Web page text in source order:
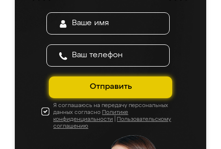
Отправить
Я соглашаюсь на передачу персональных
данных согласно Политике
конфиденциальности
Пользовательскому
соглашению